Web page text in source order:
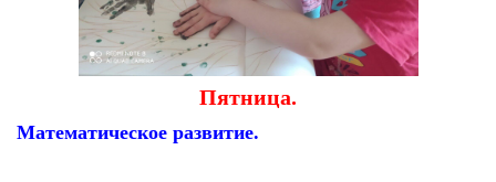
Пятница.
Математическое развитие.